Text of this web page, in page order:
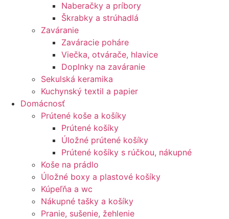
Naberačky a príbory
Škrabky a strúhadlá
Zaváranie
Zaváracie poháre
Viečka, otvárače, hlavice
Doplnky na zaváranie
Sekulská keramika
Kuchynský textil a papier
Domácnosť
Prútené koše a košíky
Prútené košíky
Úložné prútené košíky
Prútené košíky s rúčkou, nákupné
Koše na prádlo
Úložné boxy a plastové košíky
Kúpeľňa a wc
Nákupné tašky a košíky
Pranie, sušenie, žehlenie